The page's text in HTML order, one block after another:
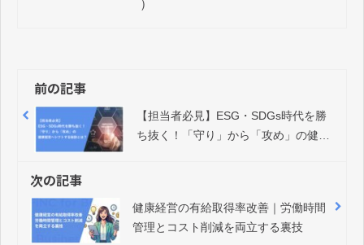
前の記事
【担当者必見】ESG・SDGs時代を勝
ち抜く！「守り」から「攻め」の健康
次の記事
健康経営の有給取得率改善｜労働時間
管理とコスト削減を両立する裏技